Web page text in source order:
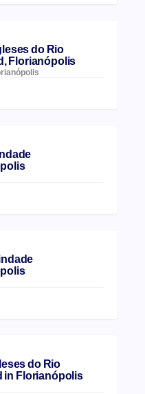
do Rio
Florianópolis
do Rio
in Florianópolis